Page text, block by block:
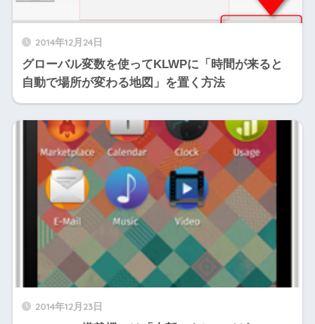
2014年12月24日
グローバル変数を使ってKLWPに「時間が来ると
自動で場所が変わる地図」を置く方法
2014年12月23日